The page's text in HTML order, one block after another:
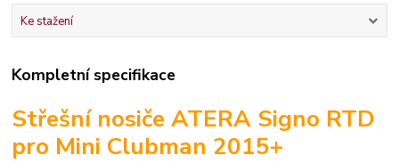
Ke stažení
Kompletní specifikace
Střešní nosiče ATERA Signo RTD
pro Mini Clubman 2015+